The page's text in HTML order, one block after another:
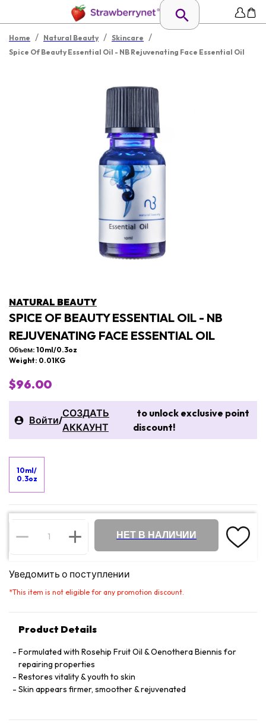
Home / Natural Beauty / Skincare /
Spice Of Beauty Essential Oil - NB Rejuvenating Face Essential Oil
NATURAL BEAUTY
SPICE OF BEAUTY ESSENTIAL OIL - NB
REJUVENATING FACE ESSENTIAL OIL
Объем: 10ml/0.3oz
Weight: 0.01KG
$96.00
Войти/
СОЗДАТЬ
АККАУНТ
to unlock exclusive point
discount!
10ml/
0.3oz
НЕТ В НАЛИЧИИ
Уведомить о поступлении
*This item is not eligible for any promotion discount.
Product Details
Formulated with Rosehip Fruit Oil & Oenothera Biennis for
repairing properties
Restores vitality & youth to skin
Skin appears firmer, smoother & rejuvenated